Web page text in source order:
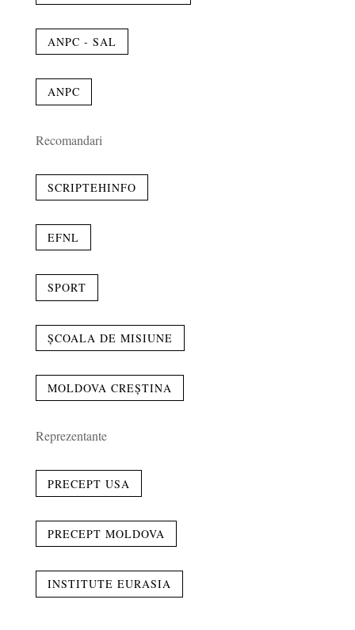
ANPC - SAL
ANPC
Recomandari
SCRIPTEHINFO
EFNL
SPORT
ȘCOALA DE MISIUNE
MOLDOVA CREȘTINA
Reprezentante
PRECEPT USA
PRECEPT MOLDOVA
INSTITUTE EURASIA